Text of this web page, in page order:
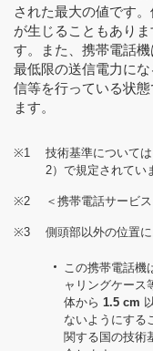
された最大の値です
が生じることもあり
す。また、携帯電話
最低限の送信電力に
信等を行っている状
ます。
※1
技術基準について
2）で規定されてい
※2 ＜携帯電話サービ
※3 側頭部以外の位置
この携帯電話機
ャリングケース
体から 1.5 cm
ないようにする
関する国の技術